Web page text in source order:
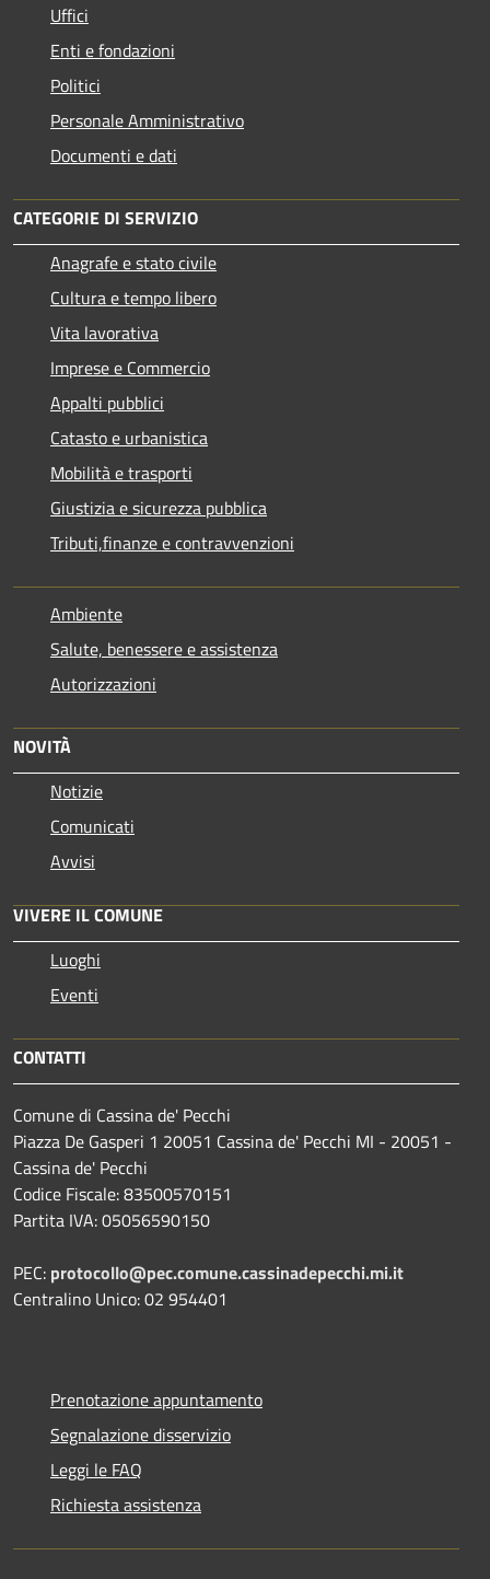
Uffici
Enti e fondazioni
Politici
Personale Amministrativo
Documenti e dati
CATEGORIE DI SERVIZIO
Anagrafe e stato civile
Cultura e tempo libero
Vita lavorativa
Imprese e Commercio
Appalti pubblici
Catasto e urbanistica
Mobilità e trasporti
Giustizia e sicurezza pubblica
Tributi,finanze e contravvenzioni
Ambiente
Salute, benessere e assistenza
Autorizzazioni
NOVITÀ
Notizie
Comunicati
Avvisi
VIVERE IL COMUNE
Luoghi
Eventi
CONTATTI
Comune di Cassina de' Pecchi
Piazza De Gasperi 1 20051 Cassina de' Pecchi MI - 20051 -
Cassina de' Pecchi
Codice Fiscale: 83500570151
Partita IVA: 05056590150
PEC: protocollo@pec.comune.cassinadepecchi.mi.it
Centralino Unico: 02 954401
Prenotazione appuntamento
Segnalazione disservizio
Leggi le FAQ
Richiesta assistenza